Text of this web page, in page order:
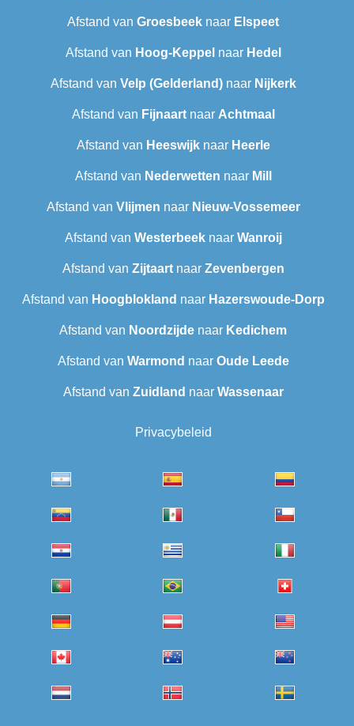
Afstand van Groesbeek naar Elspeet
Afstand van Hoog-Keppel naar Hedel
Afstand van Velp (Gelderland)naar Nijkerk
Afstand van Fijnaartnaar Achtmaal
Afstand van Heeswijknaar Heerle
Afstand van Nederwetten naar Mill
Afstand van Vlijmen naar Nieuw-Vossemeer
Afstand van Westerbeeknaar Wanroij
Afstand van Zijtaartnaar Zevenbergen
Afstand van Hoogblokland naar Hazerswoude-Dorp
Afstand van Noordzijde naar Kedichem
Afstand van Warmond naar Oude Leede
Afstand van Zuidland naar Wassenaar
Privacybeleid